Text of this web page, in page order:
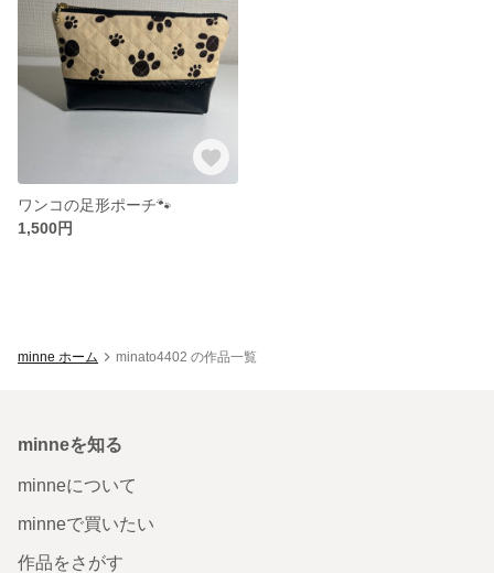
ワンコの足形ポーチ🐾
1,500円
minne ホーム minato4402 の作品一覧
minneを知る
minneについて
minneで買いたい
作品をさがす